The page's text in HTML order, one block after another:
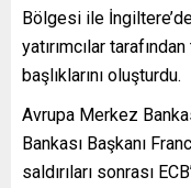
Bölgesi ile
yatırımcılar
başlıklarını oluşturdu.
Avrupa Merkez
Bankası Başkanı
saldırıları sonrası